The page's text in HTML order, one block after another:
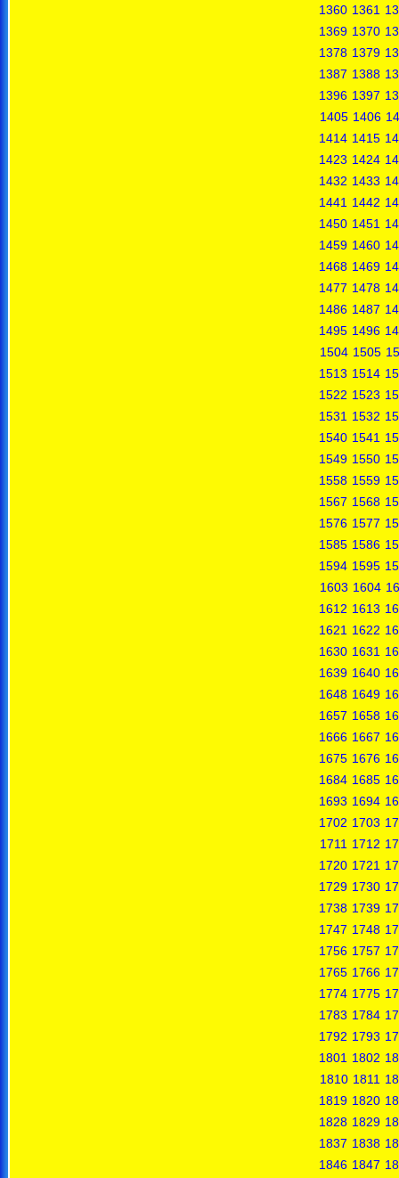
1360 1361
1369 1370
1378 1379
1387 1388
1396 1397
1405 1406
1414 1415
1423 1424
1432 1433
1441 1442
1450 1451
1459 1460
1468 1469
1477 1478
1486 1487
1495 1496
1504 1505
1513 1514
1522 1523
1531 1532
1540 1541
1549 1550
1558 1559
1567 1568
1576 1577
1585 1586
1594 1595
1603 1604
1612 1613
1621 1622
1630 1631
1639 1640
1648 1649
1657 1658
1666 1667
1675 1676
1684 1685
1693 1694
1702 1703
1711 1712
1720 1721
1729 1730
1738 1739
1747 1748
1756 1757
1765 1766
1774 1775
1783 1784
1792 1793
1801 1802
1810 1811
1819 1820
1828 1829
1837 1838
1846 1847